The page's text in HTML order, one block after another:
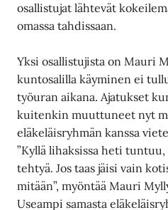
osallistujat lähtevät
omassa tahdissaan.
Yksi osallistujista on Mauri
kuntosalilla käyminen ei
työuran aikana. Ajatukset
kuitenkin muuttuneet nyt
eläkeläisryhmän kanssa
”Kyllä lihaksissa heti
tehtyä. Jos taas jäisi vain
mitään”, myöntää Mauri
Useampi samasta